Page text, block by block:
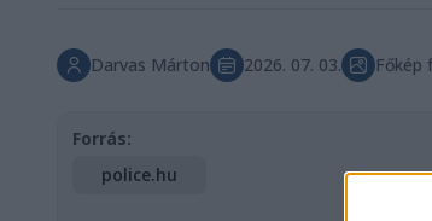
Darvas Márton 2026. 07. 03. Főkép
Forrás:
police.hu